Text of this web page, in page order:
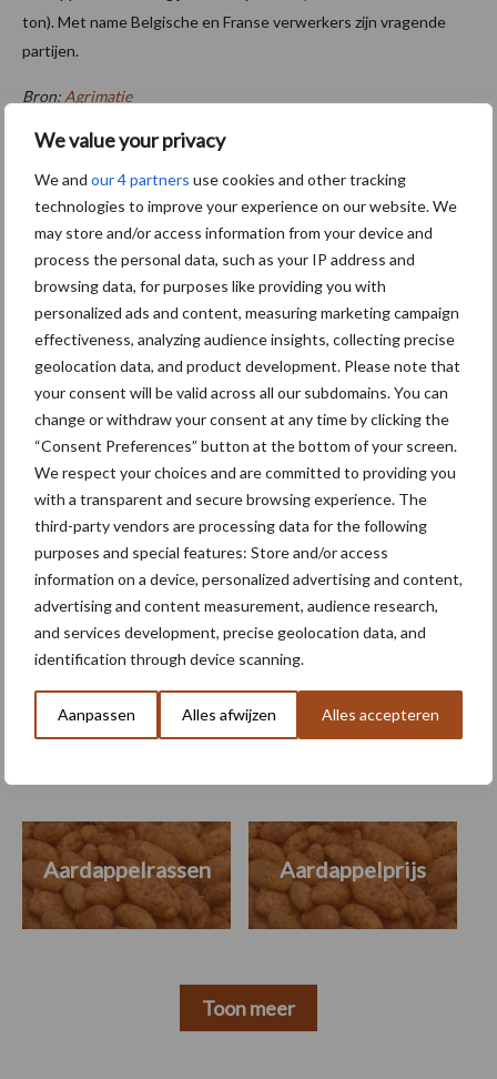
We value your privacy
We and our 4 partners use cookies and other tracking
technologies to improve your experience on our website. We
may store and/or access information from your device and
process the personal data, such as your IP address and
browsing data, for purposes like providing you with
personalized ads and content, measuring marketing campaign
effectiveness, analyzing audience insights, collecting precise
geolocation data, and product development. Please note that
your consent will be valid across all our subdomains. You can
change or withdraw your consent at any time by clicking the
“Consent Preferences” button at the bottom of your screen.
We respect your choices and are committed to providing you
with a transparent and secure browsing experience. The
third-party vendors are processing data for the following
purposes and special features: Store and/or access
information on a device, personalized advertising and content,
advertising and content measurement, audience research,
and services development, precise geolocation data, and
identification through device scanning.
Aanpassen Alles afwijzen Alles accepteren
ton). Met name Belgische en Franse verwerkers zijn vragende
partijen.
Bron: Agrimatie
Aanbevolen voor jou! aardappelprijs
Oogst biologische
aardappelen in volle gang
Aardappelprijzen tonen een
voorzichtig herstel
NEPG-areaal
consumptieaardappelen
daalt met 11 procent
Themapagina's
Machines Duurzaamheid
Aardappelrassen Aardappelprijs
Toon meer